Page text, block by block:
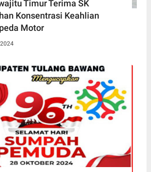
Timur Terima SK
Konsentrasi Keahlian
Motor